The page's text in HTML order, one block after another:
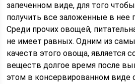
запеченном виде, для того
получить все заложенные в нее
Среди прочих овощей,
не имеет равных. Одним из
качеств этого овоща, является
веществ долгое время после
этом в консервированном виде